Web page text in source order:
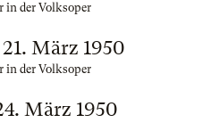
in der Volksoper
März 1950
in der Volksoper
März 1950